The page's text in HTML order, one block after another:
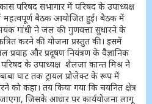
परिषद सभागार में परिषद के उपाध्यक्ष
महत्वपूर्ण बैठक आयोजित हुई। बैठक में
गांधी ने जल की गुणवत्ता सुधारने के
करने की योजना प्रस्तुत की। इसमें
प्रवाह और प्रदूषण नियंत्रण के वैज्ञानिक
परिषद के उपाध्यक्ष शैलजा कान्त मिश्र ने
घाट तक ट्रायल प्रोजेक्ट के रूप में
को कहा। तय किया गया कि चयनित क्षेत्र
जिसके आधार पर कार्ययोजना लागू